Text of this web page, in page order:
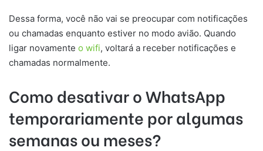
Dessa forma, você não vai se preocupar com notificações
ou chamadas enquanto estiver no modo avião. Quando
ligar novamente o wifi, voltará a receber notificações e
chamadas normalmente.
Como desativar o WhatsApp
temporariamente por algumas
semanas ou meses?